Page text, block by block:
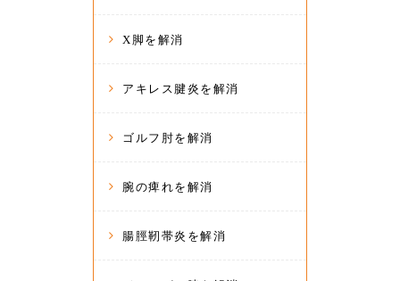
X脚を解消
アキレス腱炎を解消
ゴルフ肘を解消
腕の痺れを解消
腸脛靭帯炎を解消